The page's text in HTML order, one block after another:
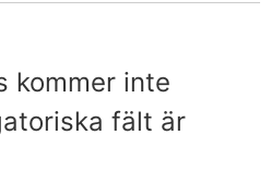
kommer inte
fält är